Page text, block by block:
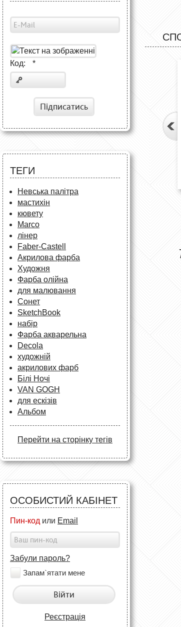
Код: *
Підписатись
ТЕГИ
Невська палітра
мастихін
кювету
Marco
лінер
Faber-Castell
Акрилова фарба
Художня
Фарба олійна
для малювання
Сонет
SketchBook
набір
Фарба акварельна
Decola
художній
акрилових фарб
Білі Ночі
VAN GOGH
для ескізів
Альбом
Перейти на сторінку тегів
ОСОБИСТИЙ КАБІНЕТ
Пин-код или Email
Забули пароль?
Запам`ятати мене
Війти
Реєстрація